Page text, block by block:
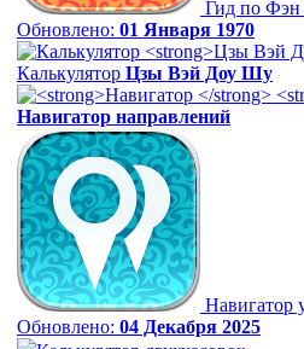
Гид по
Обновлено: 01 Января 1970
Калькулятор Цзы Вэй Доу Шу
Навигатор направлений
Навигатор
Обновлено: 04 Декабря 2025